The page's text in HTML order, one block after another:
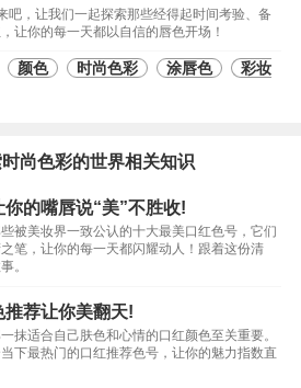
吧，让我们一起探索那些经得起时间考验、备
让你的每一天都以自信的唇色开场！
颜色 时尚色彩 涂唇色
彩妆
尚色彩的世界相关知识
的嘴唇说“美”不胜收!
被美妆界一致公认的十大最美口红色号，它们
笔，让你的每一天都闪耀动人！跟着这份清
。
推荐让你美翻天!
抹适合自己肤色和心情的口红颜色至关重要。
下最热门的口红推荐色号，让你的魅力指数直